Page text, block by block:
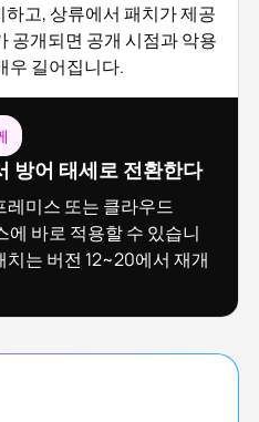
고, 상류에서 패치가 제공
공개되면 공개 시점과 악용
우 길어집니다.
방어 태세로 전환한다
레미스 또는 클라우드
에 바로 적용할 수 있습니
치는 버전 12~20에서 재개